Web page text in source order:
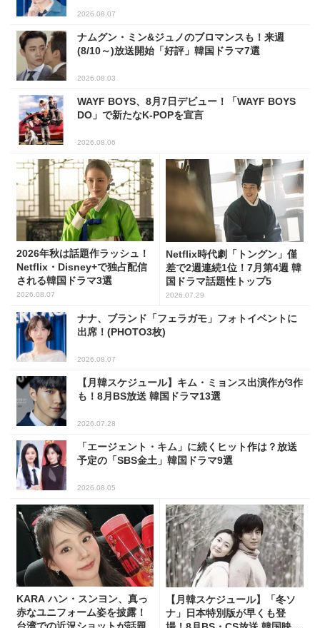
2026.08.07
ナムグン・ミン&ジュノのブロマンスも！来週
(8/10～)放送開始「好評」韓国ドラマ7選
2026.08.03
WAYF BOYS、8月7日デビュー！「WAYF BOYS
DO」で新たなK-POPを宣言
2026.08.06
2026年秋は話題作ラッシュ！
Netflix・Disney+で独占配信
される韓国ドラマ3選
2026.08.07
Netflix時代劇「トングン」僅
差で2週連続1位！7月第4週 韓
国ドラマ話題性トップ5
2026.07.29
ナナ、ブランド「フェラガモ」フォトイベントに
出席！(PHOTO3枚)
2026.08.07
【月韓スケジュール】キム・ミョンス出演作が3作
も！8月BS放送 韓国ドラマ13選
2026.07.28
「エージェント・キム」に続くヒット作は？放送
予定の「SBS金土」韓国ドラマ9選
2026.08.05
KARA ハン・スンヨン、真っ
赤なユニフォーム姿を披露！
【月韓スケジュール】「冬ソ
ナ」日本特別版が早くも登